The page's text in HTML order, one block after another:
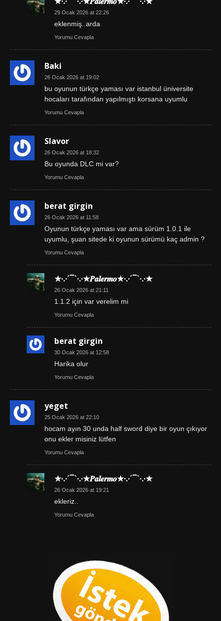
29 Ocak 2026 at 22:26
eklenmiş..arda
Yorumu Cevapla
Baki
26 Ocak 2026 at 19:02
bu oyunun türkçe yaması var istanbul üniversite
hocaları tarafından yapılmıştı korsana uyumlu
Yorumu Cevapla
Slavor
26 Ocak 2026 at 18:32
Bu oyunda DLC mi var?
Yorumu Cevapla
berat girgin
26 Ocak 2026 at 11:58
Oyunun türkçe yaması var ama sürüm 1.0.1 ile
uyumlu, şuan sitede ki oyunun sürümü kaç admin ?
Yorumu Cevapla
★·.·´¯`·.·★𝑷𝒂𝒍𝒆𝒓𝒎𝒐★·.·´¯`·.·★
26 Ocak 2026 at 21:11
1.1.2 için var verelim mi
Yorumu Cevapla
berat girgin
30 Ocak 2026 at 12:58
Harika olur
Yorumu Cevapla
yeget
25 Ocak 2026 at 22:10
hocam ayın 30 unda half sword diye bir oyun çıkıyor
onu ekler misiniz lütfen
Yorumu Cevapla
★·.·´¯`·.·★𝑷𝒂𝒍𝒆𝒓𝒎𝒐★·.·´¯`·.·★
26 Ocak 2026 at 19:21
ekleriz..
Yorumu Cevapla